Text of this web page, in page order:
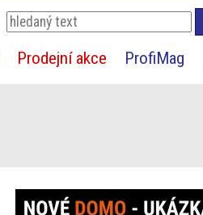
Prodejní akce ProfiMag